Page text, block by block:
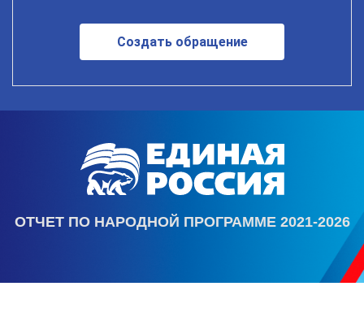
Создать обращение
ОТЧЕТ ПО НАРОДНОЙ ПРОГРАММЕ 2021-2026